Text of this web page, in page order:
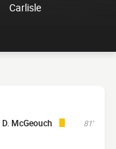
Carlisle
81'
D. McGeouch